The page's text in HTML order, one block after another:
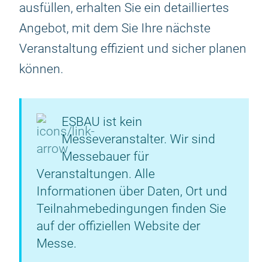
ausfüllen, erhalten Sie ein detailliertes
Angebot, mit dem Sie Ihre nächste
Veranstaltung effizient und sicher planen
können.
ESBAU ist kein
Messeveranstalter. Wir sind
Messebauer für
Veranstaltungen. Alle
Informationen über Daten, Ort und
Teilnahmebedingungen finden Sie
auf der offiziellen Website der
Messe.